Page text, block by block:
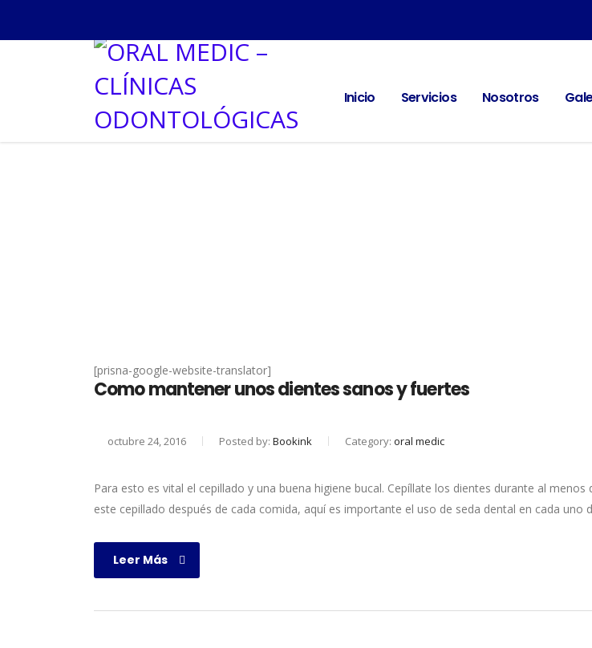
Inicio Servicios Nosotros
[prisna-google-website-translator]
Como mantener unos dientes sanos y fuertes
octubre 24, 2016 Posted by: Bookink Category: oral medic
Para esto es vital el cepillado y una buena higiene bucal. Cepíllate los dientes durante al
este cepillado después de cada comida, aquí es importante el uso de seda dental en cada uno
Leer Más